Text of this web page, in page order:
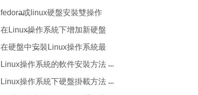
fedora或linux硬盤安裝雙操作
系統
在Linux操作系統下增加新硬盤
的方法
在硬盤中安裝Linux操作系統最
簡單方法
Linux操作系統的軟件安裝方法
Linux操作系統下硬盤掛載方法